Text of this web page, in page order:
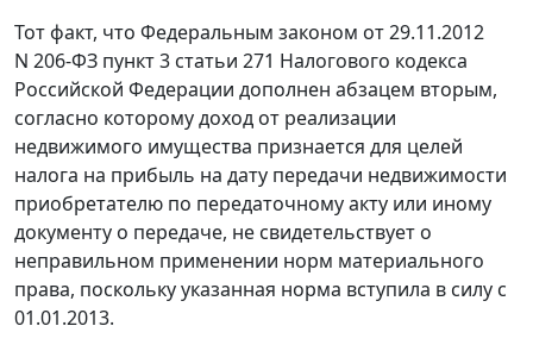
Тот факт, что Федеральным законом от 29.11.2012
N 206-ФЗ пункт 3 статьи 271 Налогового кодекса
Российской Федерации дополнен абзацем вторым,
согласно которому доход от реализации
недвижимого имущества признается для целей
налога на прибыль на дату передачи недвижимости
приобретателю по передаточному акту или иному
документу о передаче, не свидетельствует о
неправильном применении норм материального
права, поскольку указанная норма вступила в силу с
01.01.2013.